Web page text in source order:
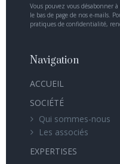
Vous pouvez vous
le bas de page de nos e-mails.
pratiques de confidentialité,
Navigation
ACCUEIL
SOCIÉTÉ
Qui sommes-nous
Les associés
EXPERTISES